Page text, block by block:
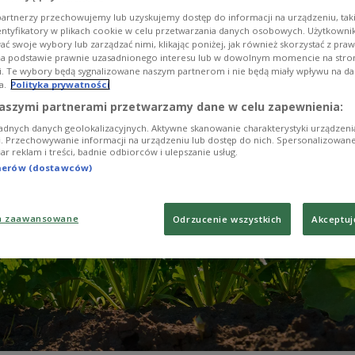
w Dorohusku w województwie lubelskim.
przyrost importu oraz zagrożenie dla
przechowujemy lub uzyskujemy dostęp do informacji na urządzeniu,
w plikach cookie w celu przetwarzania danych osobowych.
swoje wybory lub zarządzać nimi, klikając poniżej, jak również skorzystać z
podstawie prawnie uzasadnionego interesu lub w dowolnym momencie na
Te wybory będą sygnalizowane naszym partnerom i nie będą miały wpływu na
Polityka prywatności
partnerami przetwarzamy dane w celu zapewnienia:
danych geolokalizacyjnych. Aktywne skanowanie charakterystyki
Przechowywanie informacji na urządzeniu lub dostęp do nich.
reklam i treści, badnie odbiorców i ulepszanie usług.
(dostawców)
zaawansowane Odrzucenie wszystkich